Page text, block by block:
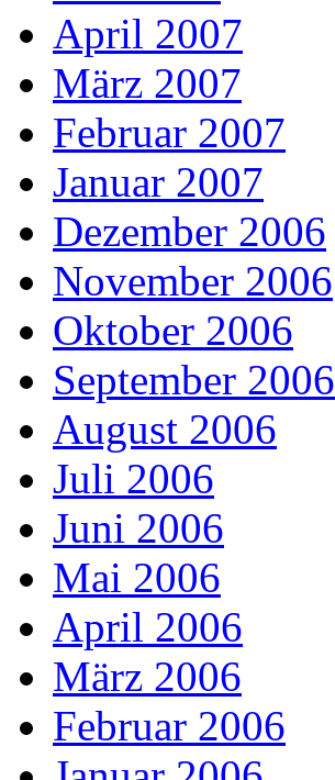
April 2007
März 2007
Februar 2007
Januar 2007
Dezember 2006
November 2006
Oktober 2006
September 2006
August 2006
Juli 2006
Juni 2006
Mai 2006
April 2006
März 2006
Februar 2006